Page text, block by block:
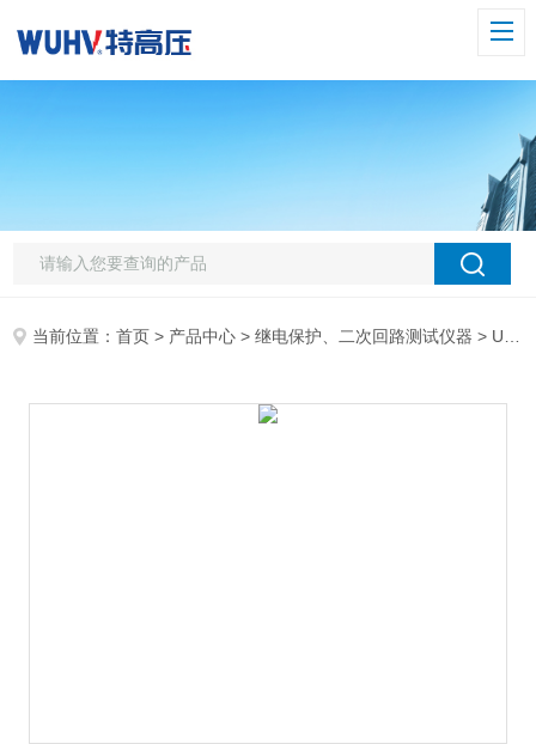
当前位置：首页 > 产品中心 >继电保护、二次回路测试仪器 > UHV-103极性综合测试仪